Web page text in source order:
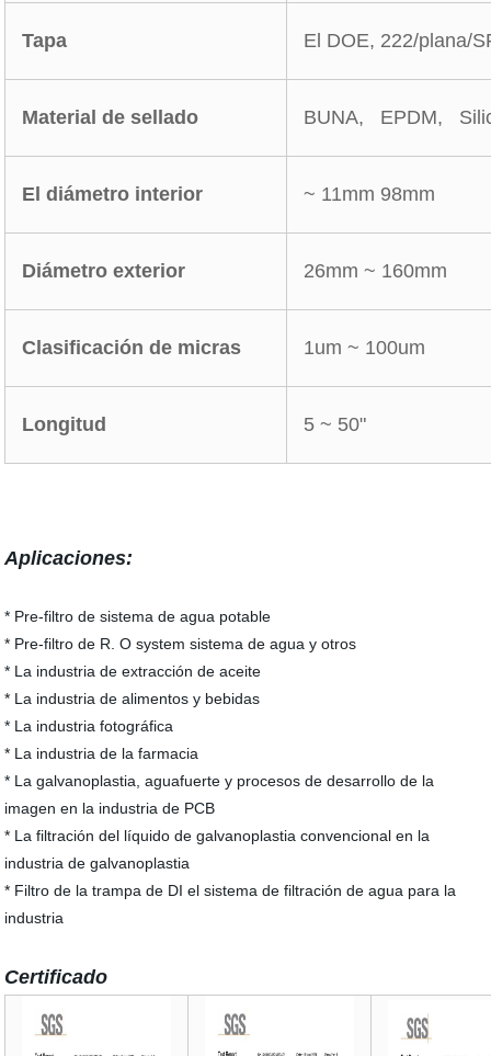
Tapa El DOE, 222/plana/
Material de sellado BUNA, EPDM,
El diámetro interior ~ 11mm 98mm
Diámetro exterior 26mm ~ 160mm
Clasificación de micras 1um ~ 100um
Longitud 5 ~ 50"
Aplicaciones:
* Pre-filtro de sistema de agua potable
* Pre-filtro de R. O system sistema de agua y otros
* La industria de extracción de aceite
* La industria de alimentos y bebidas
* La industria fotográfica
* La industria de la farmacia
* La galvanoplastia, aguafuerte y procesos de desarrollo de la
imagen en la industria de PCB
* La filtración del líquido de galvanoplastia convencional en la
industria de galvanoplastia
* Filtro de la trampa de DI el sistema de filtración de agua para la
industria
Certificado